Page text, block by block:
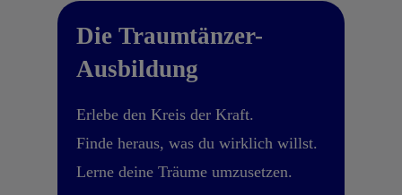
Die Traumtänzer-
Ausbildung
Erlebe den Kreis der Kraft.
Finde heraus, was du wirklich willst.
Lerne deine Träume umzusetzen.